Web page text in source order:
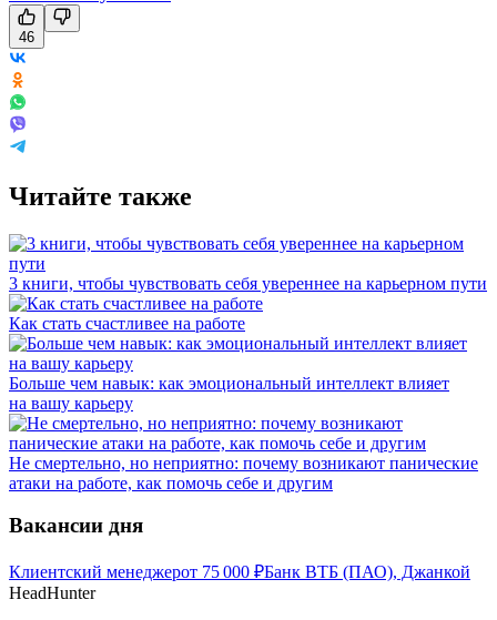
46
Читайте также
3 книги, чтобы чувствовать себя увереннее на карьерном пути
Как стать счастливее на работе
Больше чем навык: как эмоциональный интеллект влияет
на вашу карьеру
Не смертельно, но неприятно: почему возникают панические
атаки на работе, как помочь себе и другим
Вакансии дня
Клиентский менеджерот 75 000 ₽Банк ВТБ (ПАО), Джанкой
HeadHunter